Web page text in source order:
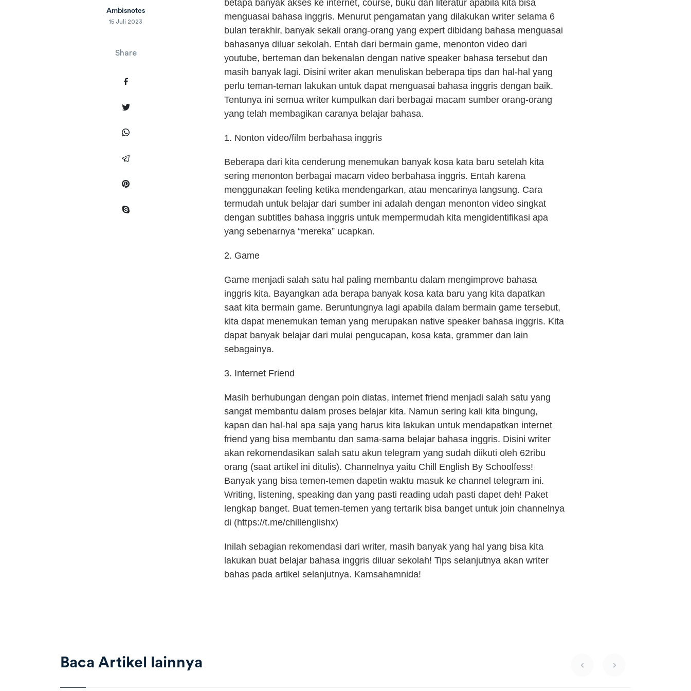
Ambisnotes
15 Juli 2023
Share
betapa banyak akses ke internet, course, buku dan literatur apabila kita bisa
menguasai bahasa inggris. Menurut pengamatan yang dilakukan writer selama 6
bulan terakhir, banyak sekali orang-orang yang expert dibidang bahasa menguasai
bahasanya diluar sekolah. Entah dari bermain game, menonton video dari
youtube, berteman dan bekenalan dengan native speaker bahasa tersebut dan
masih banyak lagi. Disini writer akan menuliskan beberapa tips dan hal-hal yang
perlu teman-teman lakukan untuk dapat menguasai bahasa inggris dengan baik.
Tentunya ini semua writer kumpulkan dari berbagai macam sumber orang-orang
yang telah membagikan caranya belajar bahasa.
1. Nonton video/film berbahasa inggris
Beberapa dari kita cenderung menemukan banyak kosa kata baru setelah kita
sering menonton berbagai macam video berbahasa inggris. Entah karena
menggunakan feeling ketika mendengarkan, atau mencarinya langsung. Cara
termudah untuk belajar dari sumber ini adalah dengan menonton video singkat
dengan subtitles bahasa inggris untuk mempermudah kita mengidentifikasi apa
yang sebenarnya “mereka” ucapkan.
2. Game
Game menjadi salah satu hal paling membantu dalam mengimprove bahasa
inggris kita. Bayangkan ada berapa banyak kosa kata baru yang kita dapatkan
saat kita bermain game. Beruntungnya lagi apabila dalam bermain game tersebut,
kita dapat menemukan teman yang merupakan native speaker bahasa inggris. Kita
dapat banyak belajar dari mulai pengucapan, kosa kata, grammer dan lain
sebagainya.
3. Internet Friend
Masih berhubungan dengan poin diatas, internet friend menjadi salah satu yang
sangat membantu dalam proses belajar kita. Namun sering kali kita bingung,
kapan dan hal-hal apa saja yang harus kita lakukan untuk mendapatkan internet
friend yang bisa membantu dan sama-sama belajar bahasa inggris. Disini writer
akan rekomendasikan salah satu akun telegram yang sudah diikuti oleh 62ribu
orang (saat artikel ini ditulis). Channelnya yaitu Chill English By Schoolfess!
Banyak yang bisa temen-temen dapetin waktu masuk ke channel telegram ini.
Writing, listening, speaking dan yang pasti reading udah pasti dapet deh! Paket
lengkap banget. Buat temen-temen yang tertarik bisa banget untuk join channelnya
di (https://t.me/chillenglishx)
Inilah sebagian rekomendasi dari writer, masih banyak yang hal yang bisa kita
lakukan buat belajar bahasa inggris diluar sekolah! Tips selanjutnya akan writer
bahas pada artikel selanjutnya. Kamsahamnida!
Baca Artikel lainnya